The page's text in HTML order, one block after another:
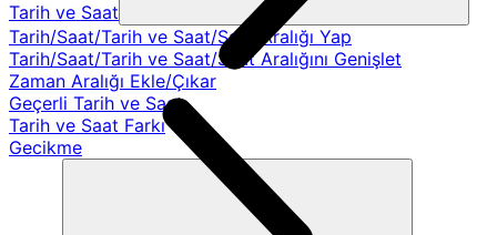
Tarih ve Saat
Tarih/Saat/Tarih ve Saat/Saat Aralığı Yap
Tarih/Saat/Tarih ve Saat/Saat Aralığını Genişlet
Zaman Aralığı Ekle/Çıkar
Geçerli Tarih ve Saat
Tarih ve Saat Farkı
Gecikme